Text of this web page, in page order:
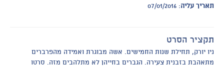
תאריך עליה: 07/01/2016
תקציר הסרט
ניו יורק, תחילת שנות החמישים. אשה מבוגרת ואמידה מהפרברים
מתאהבת בזבנית צעירה. הגברים בחייהן לא מתלהבים מזה. סרטו